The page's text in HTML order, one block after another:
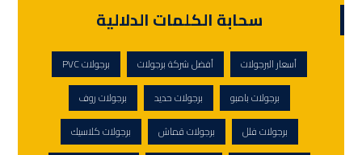
سحابة الكلمات الدلالية
أسعار البرجولات أفضل شركة برجولات
برجولات PVC
برجولات بامبو
برجولات حديد
برجولات روف
برجولات فلل
برجولات قماش
برجولات كلاسيك